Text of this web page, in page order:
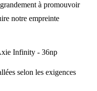
à promouvoir
notre empreinte
selon les exigences